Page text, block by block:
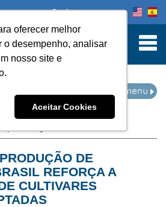
oferecer melhor
o desempenho, analisar
nosso site e
Aceitar Cookies
Onde comprar
DE
REFORÇA A
CULTIVARES